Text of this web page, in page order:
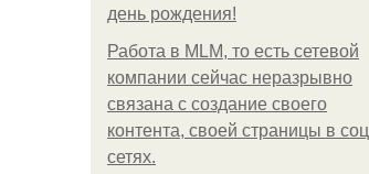
день рождения!
Работа в MLM, то есть сетевой
компании сейчас неразрывно
связана с создание своего
контента, своей страницы в соц
сетях.